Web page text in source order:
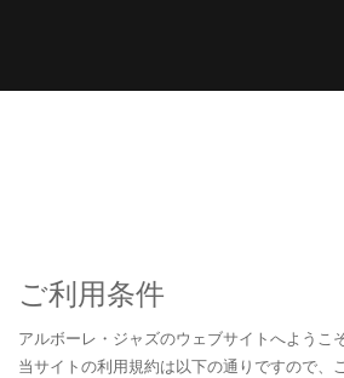
ご利用条件
アルボーレ・ジャズのウェブサイトへようこそ
当サイトの利用規約は以下の通りですので、